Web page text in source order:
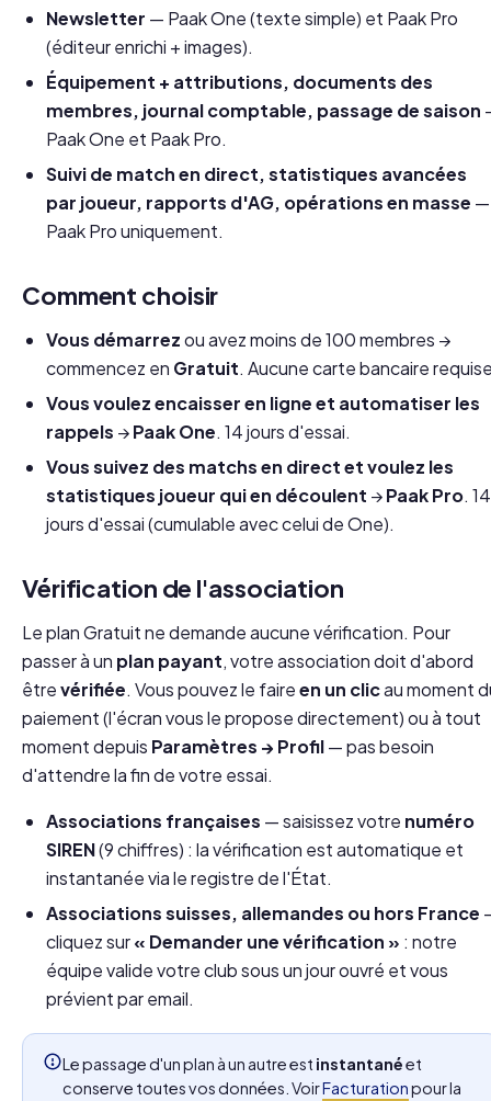
Newsletter — Paak One (texte simple) et Paak Pro
(éditeur enrichi + images).
Équipement + attributions, documents des
membres, journal comptable, passage de saison
Paak One et Paak Pro.
Suivi de match en direct, statistiques avancées
par joueur, rapports d'AG, opérations en masse —
Paak Pro uniquement.
Comment choisir
Vous démarrezou avez moins de 100 membres →
commencez en Gratuit. Aucune carte bancaire
Vous voulez encaisser en ligne et automatiser les
rappels →Paak One. 14 jours d'essai.
Vous suivez des matchs en direct et voulez les
statistiques joueur qui en découlent →Paak Pro. 14
jours d'essai (cumulable avec celui de One).
Vérification de l'association
Le plan Gratuit ne demande aucune vérification. Pour
passer à un plan payant, votre association doit d'abord
êtrevérifiée. Vous pouvez le faireen un clicau moment
paiement (l'écran vous le propose directement) ou à tout
moment depuis Paramètres → Profil— pas besoin
d'attendre la fin de votre essai.
Associations françaises — saisissez votre numéro
SIREN(9 chiffres) : la vérification est automatique et
instantanée via le registre de l'État.
Associations suisses, allemandes ou hors France
cliquez sur« Demander une vérification » : notre
équipe valide votre club sous un jour ouvré et vous
prévient par email.
Le passage d'un plan à un autre est instantanéet
conserve toutes vos données. VoirFacturationpour la